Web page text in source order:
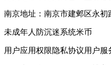
南京地址：南京市建邺区永初
未成年人防沉迷系统米币
用户应用权限隐私协议用户服